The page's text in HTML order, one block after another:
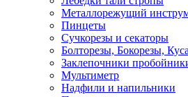
Металлорежущий
Пинцеты
Сучкорезы и секаторы
Болторезы, Бокорезы,
Заклепочники
Мультиметр
Надфили и напильники